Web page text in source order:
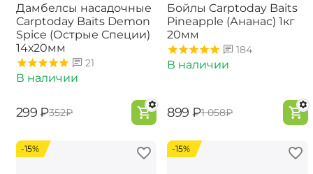
Дамбелсы насадочные
Carptoday Baits Demon
Spice (Острые Специи)
14х20мм
21
В наличии
‍299‍ ₽‍352‍₽
Бойлы Carptoday Baits
Pineapple (Ананас) 1кг
20мм
184
В наличии
‍899‍ ₽‍1 058‍₽
-15% -15%